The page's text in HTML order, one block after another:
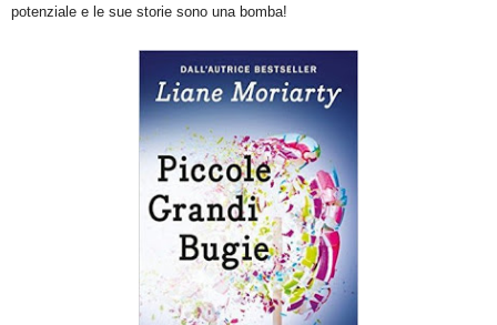
potenziale e le sue storie sono una bomba!